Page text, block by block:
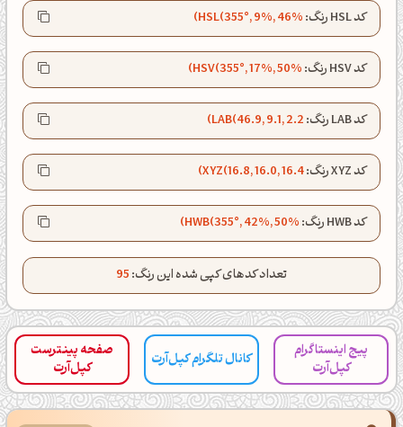
کد HSL رنگ: HSL(355°, 9%, 46%)
کد HSV رنگ: HSV(355°, 17%, 50%)
کد LAB رنگ: LAB(46.9, 9.1, 2.2)
کد XYZ رنگ: XYZ(16.8, 16.0, 16.4)
کد HWB رنگ: HWB(355°, 42%, 50%)
تعداد کدهای کپی شده این رنگ:95
پیج اینستاگرام
کپل‌آرت
کانال تلگرام کپل‌آرت
صفحه پینترست
کپل‌آرت
شبت بخیر❤️
کپل‌آرت رو دنبال کن!
کانال تلگرام
کانال ایــتا
کانال بلـــه
اَپ اندروید